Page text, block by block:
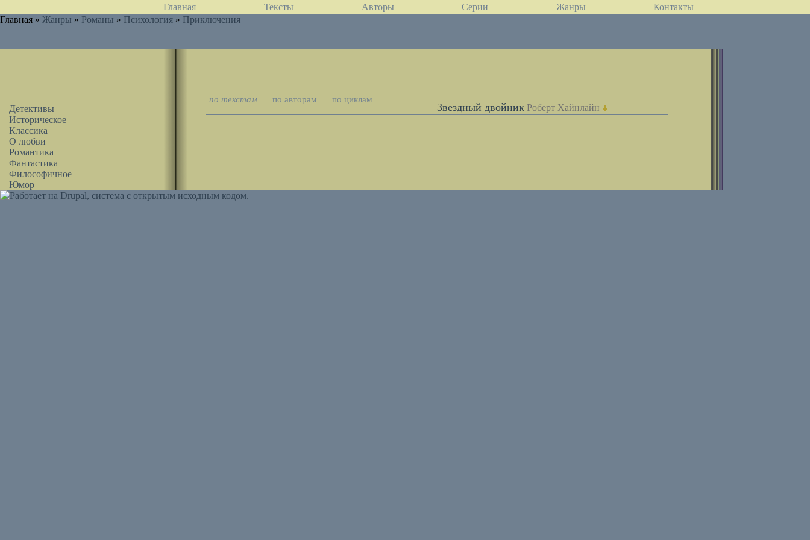
Главная Тексты Авторы Серии Жанры
Контакты
Главная » Жанры » Романы » Психология » Приключения
Детективы
Историческое
Классика
О любви
Романтика
Фантастика
Философичное
Юмор
по текстам по авторам по циклам
Звездный двойник Роберт Хайнлайн